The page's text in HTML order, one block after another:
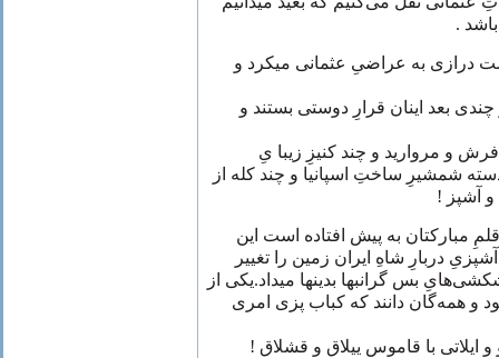
.
درازی به عراضیِ عثمانی میکرد و
بعد اینان قرارِ دوستی‌ بستند و
و مروارید و چند کنیزِ زیبا یِ
شمشیرِ ساختِ اسپانیا و چند کله از
و آشپز !
مبارکتان به پیش افتاده است این
دربارِ شاهِ ایران زمین را تغییر
بس گرانبها بدینها میداد.یکی‌ از
و همه‌گان دانند که کباب پزی امری
با قاموسِ ییلاق و قشلاق !